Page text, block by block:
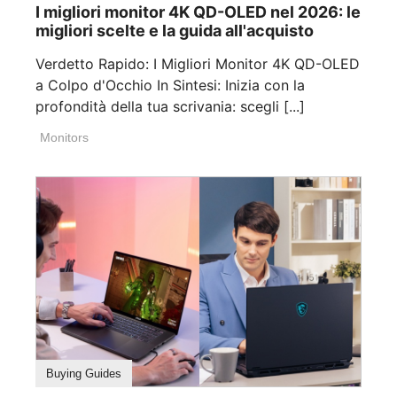
I migliori monitor 4K QD-OLED nel 2026: le
migliori scelte e la guida all'acquisto
Verdetto Rapido: I Migliori Monitor 4K QD-OLED
a Colpo d'Occhio In Sintesi: Inizia con la
profondità della tua scrivania: scegli [...]
Monitors
Buying Guides